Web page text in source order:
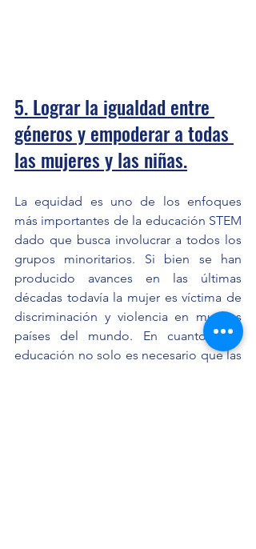
5. Lograr la igualdad entre
géneros y empoderar a todas
las mujeres y las niñas.
La equidad es uno de los enfoques
más importantes de la educación STEM
dado que busca involucrar a todos los
grupos minoritarios. Si bien se han
producido avances en las últimas
décadas todavía la mujer es víctima de
discriminación y violencia en muchos
países del mundo. En cuanto a la
educación no solo es necesario que las